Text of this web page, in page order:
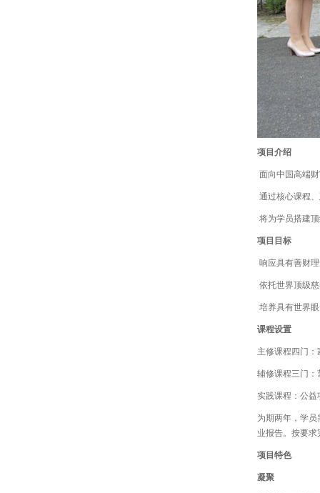
项目介绍
面向中国高端
通过核心课程
将为学员搭建
项目目标
响应具有善财
依托世界顶级
培养具有世界
课程设置
主修课程四门
辅修课程三门：
实践课程：公
为期两年，学
业报告。按要求
项目特色
凝聚